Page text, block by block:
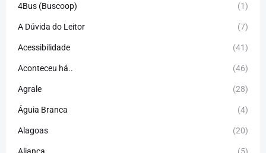
4Bus (Buscoop) (1)
A Dúvida do Leitor (7)
Acessibilidade (41)
Aconteceu há.. (46)
Agrale (28)
Águia Branca (4)
Alagoas (20)
Aliança (5)